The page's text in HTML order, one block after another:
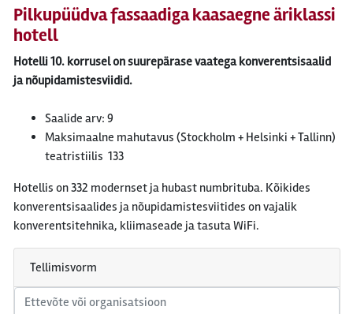
Pilkupüüdva fassaadiga kaasaegne äriklassi
hotell
Hotelli 10. korrusel on suurepärase vaatega konverentsisaalid
ja nõupidamistesviidid.
Saalide arv: 9
Maksimaalne mahutavus (Stockholm + Helsinki + Tallinn)
teatristiilis 133
Hotellis on 332 modernset ja hubast numbrituba. Kõikides
konverentsisaalides ja nõupidamistesviitides on vajalik
konverentsitehnika, kliimaseade ja tasuta WiFi.
Tellimisvorm